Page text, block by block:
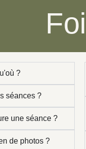
?
séances ?
une séance ?
de photos ?